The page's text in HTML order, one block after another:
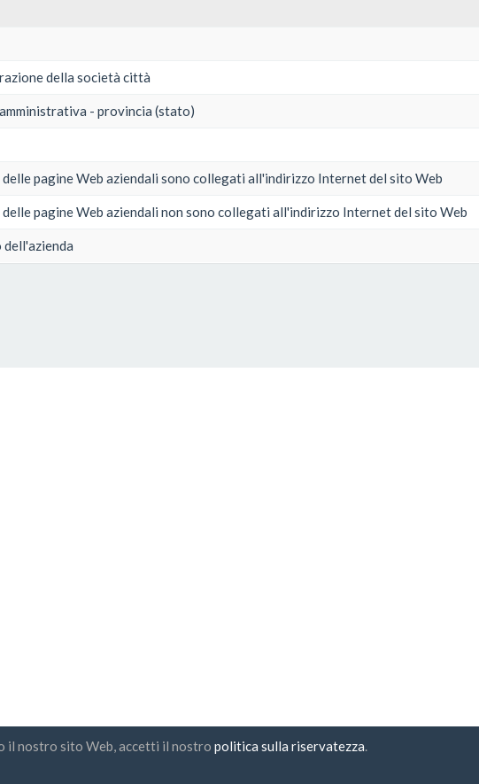
della società città
- provincia (stato)
pagine Web aziendali sono collegati all'indirizzo Internet del sito Web
pagine Web aziendali non sono collegati all'indirizzo Internet del sito Web
il nostro sito Web, accetti il nostropolitica sulla riservatezza